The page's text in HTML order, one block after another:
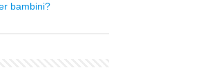
bambini?